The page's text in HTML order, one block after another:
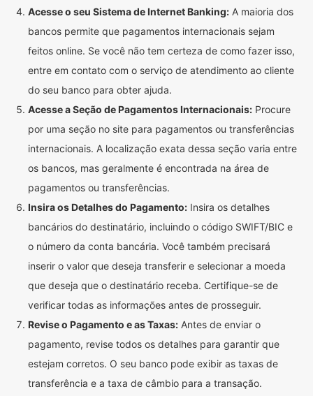
Acesse o seu Sistema de Internet Banking: A maioria dos
bancos permite que pagamentos internacionais sejam
feitos online. Se você não tem certeza de como fazer isso,
entre em contato com o serviço de atendimento ao cliente
do seu banco para obter ajuda.
Acesse a Seção de Pagamentos Internacionais: Procure
por uma seção no site para pagamentos ou transferências
internacionais. A localização exata dessa seção varia entre
os bancos, mas geralmente é encontrada na área de
pagamentos ou transferências.
Insira os Detalhes do Pagamento: Insira os detalhes
bancários do destinatário, incluindo o código SWIFT/BIC e
o número da conta bancária. Você também precisará
inserir o valor que deseja transferir e selecionar a moeda
que deseja que o destinatário receba. Certifique-se de
verificar todas as informações antes de prosseguir.
Revise o Pagamento e as Taxas: Antes de enviar o
pagamento, revise todos os detalhes para garantir que
estejam corretos. O seu banco pode exibir as taxas de
transferência e a taxa de câmbio para a transação.